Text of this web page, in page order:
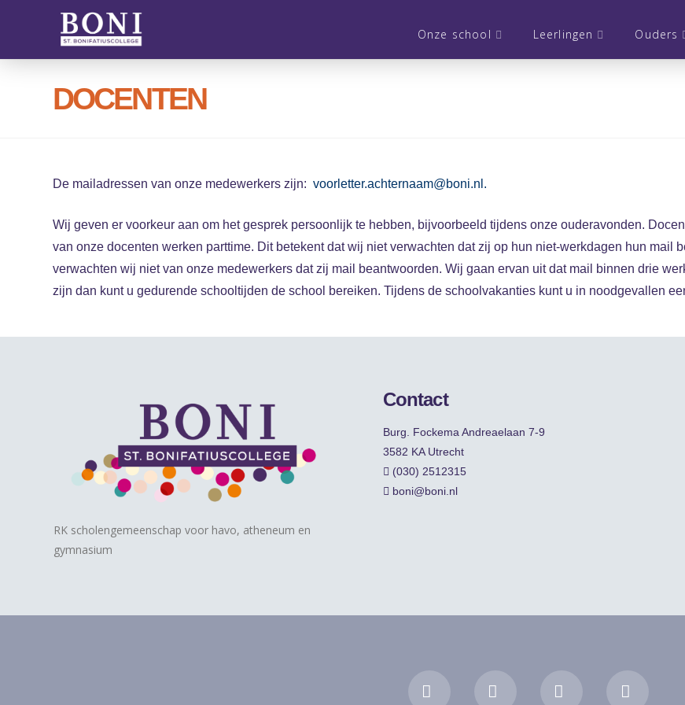
Onze school Leerlingen Ouders
DOCENTEN
De mailadressen van onze medewerkers zijn:voorletter.achternaam@boni.nl.
Wij geven er voorkeur aan om het gesprek persoonlijk te hebben, bijvoorbeeld tijdens onze ouderavonden.
van onze docenten werken parttime. Dit betekent dat wij niet verwachten dat zij op hun niet-werkdagen hun mail
verwachten wij niet van onze medewerkers dat zij mail beantwoorden. Wij gaan ervan uit dat mail binnen drie
zijn dan kunt u gedurende schooltijden de school bereiken. Tijdens de schoolvakanties kunt u in noodgevallen
RK scholengemeenschap voor havo, atheneum en
gymnasium
Contact
Burg. Fockema Andreaelaan 7-9
3582 KA Utrecht
(030) 2512315
boni@boni.nl